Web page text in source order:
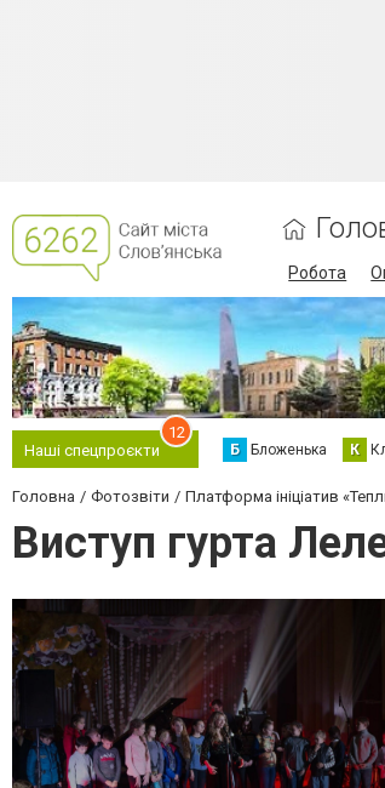
Робота
Наші спецпроєкти
12
Б Бложенька К
Головна Фотозвіти Платформа ініціатив
Виступ гурта